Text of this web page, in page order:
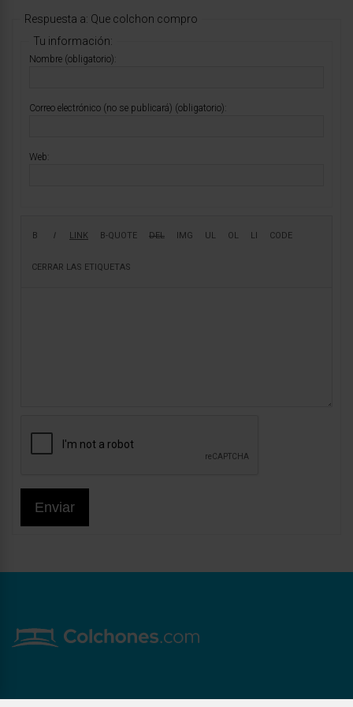
Respuesta a: Que colchon compro
Tu información:
Nombre (obligatorio):
Correo electrónico (no se publicará) (obligatorio):
Web:
Enviar